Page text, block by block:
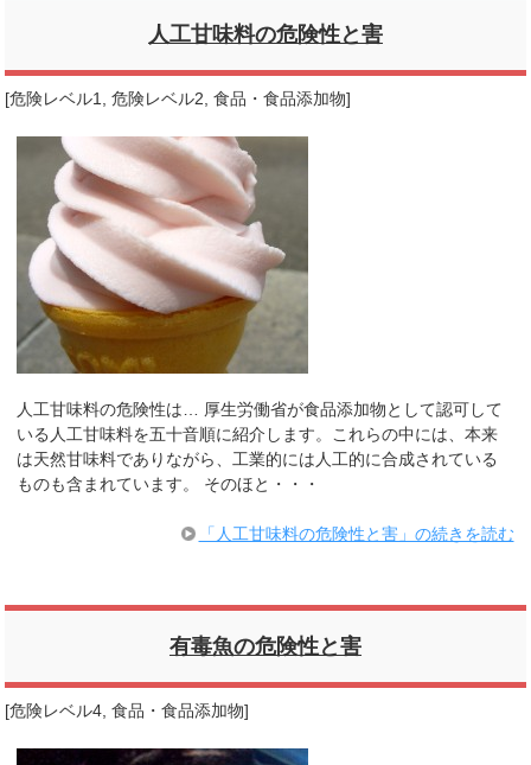
人工甘味料の危険性と害
[危険レベル1 ,危険レベル2 ,食品・食品添加物]
人工甘味料の危険性は… 厚生労働省が食品添加物として認可して
いる人工甘味料を五十音順に紹介します。これらの中には、本来
は天然甘味料でありながら、工業的には人工的に合成されている
ものも含まれています。 そのほと・・・
「人工甘味料の危険性と害」の続きを読む
有毒魚の危険性と害
[危険レベル4 ,食品・食品添加物]